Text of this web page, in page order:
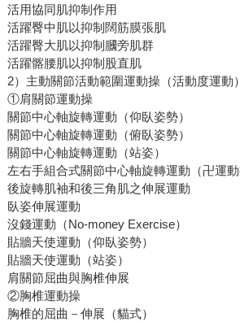
活用協同肌抑制作用
活躍臀中肌以抑制闊筋膜張肌
活躍臀大肌以抑制膕旁肌群
活躍髂腰肌以抑制股直肌
2）主動關節活動範圍運動操（活動度運動）
①肩關節運動操
關節中心軸旋轉運動（仰臥姿勢）
關節中心軸旋轉運動（俯臥姿勢）
關節中心軸旋轉運動（站姿）
左右手組合式關節中心軸旋轉運動（卍運動
後旋轉肌袖和後三角肌之伸展運動
臥姿伸展運動
沒錢運動（No-money Exercise）
貼牆天使運動（仰臥姿勢）
貼牆天使運動（站姿）
肩關節屈曲與胸椎伸展
②胸椎運動操
胸椎的屈曲－伸展（貓式）